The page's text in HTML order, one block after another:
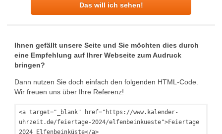
Das will ich sehen!
Ihnen gefällt unsere Seite und Sie möchten dies durch
eine Empfehlung auf Ihrer Webseite zum Audruck
bringen?
Dann nutzen Sie doch einfach den folgenden HTML-Code.
Wir freuen uns über Ihre Referenz!
<a target="_blank" href="https://www.kalender-
uhrzeit.de/feiertage-2024/elfenbeinkueste">Feiertage
2024 Elfenbeinküste</a>